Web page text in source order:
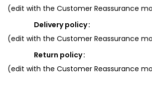
(edit with the Customer Reassurance
Delivery policy
(edit with the Customer Reassurance
Return policy
(edit with the Customer Reassurance